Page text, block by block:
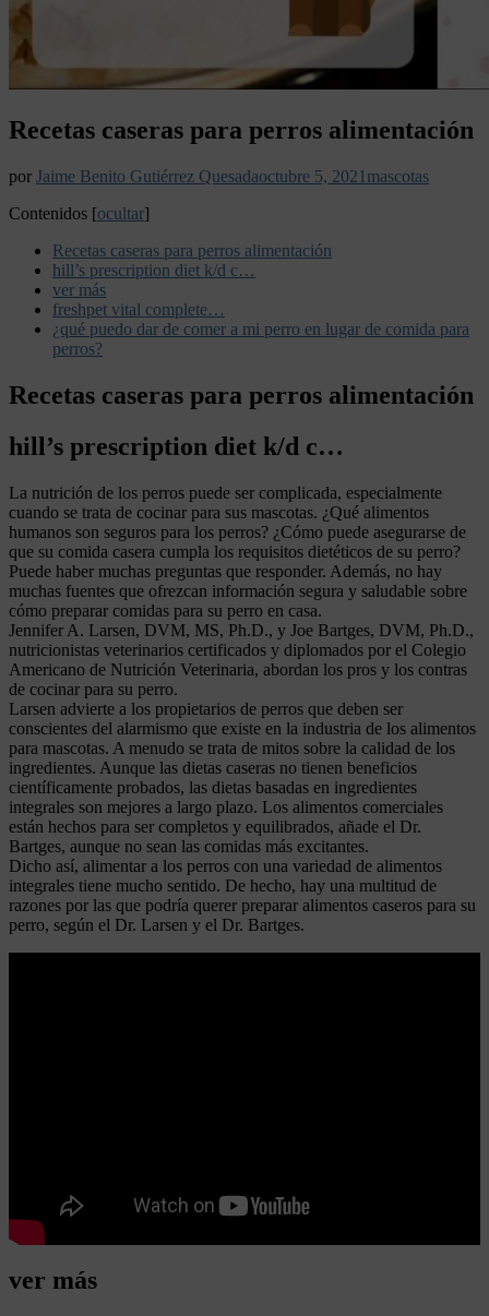
Recetas caseras para perros alimentación
por Jaime Benito Gutiérrez Quesadaoctubre 5, 2021 mascotas
Contenidos [ocultar]
Recetas caseras para perros alimentación
hill’s prescription diet k/d c…
ver más
freshpet vital complete…
¿qué puedo dar de comer a mi perro en lugar de comida para
perros?
Recetas caseras para perros alimentación
hill’s prescription diet k/d c…
La nutrición de los perros puede ser complicada, especialmente
cuando se trata de cocinar para sus mascotas. ¿Qué alimentos
humanos son seguros para los perros? ¿Cómo puede asegurarse de
que su comida casera cumpla los requisitos dietéticos de su perro?
Puede haber muchas preguntas que responder. Además, no hay
muchas fuentes que ofrezcan información segura y saludable sobre
cómo preparar comidas para su perro en casa.
Jennifer A. Larsen, DVM, MS, Ph.D., y Joe Bartges, DVM, Ph.D.,
nutricionistas veterinarios certificados y diplomados por el Colegio
Americano de Nutrición Veterinaria, abordan los pros y los contras
de cocinar para su perro.
Larsen advierte a los propietarios de perros que deben ser
conscientes del alarmismo que existe en la industria de los alimentos
para mascotas. A menudo se trata de mitos sobre la calidad de los
ingredientes. Aunque las dietas caseras no tienen beneficios
científicamente probados, las dietas basadas en ingredientes
integrales son mejores a largo plazo. Los alimentos comerciales
están hechos para ser completos y equilibrados, añade el Dr.
Bartges, aunque no sean las comidas más excitantes.
Dicho así, alimentar a los perros con una variedad de alimentos
integrales tiene mucho sentido. De hecho, hay una multitud de
razones por las que podría querer preparar alimentos caseros para su
perro, según el Dr. Larsen y el Dr. Bartges.
ver más